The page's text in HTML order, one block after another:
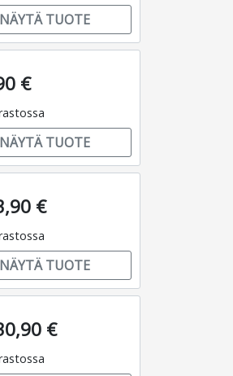
NÄYTÄ TUOTE
€
NÄYTÄ TUOTE
€
NÄYTÄ TUOTE
€